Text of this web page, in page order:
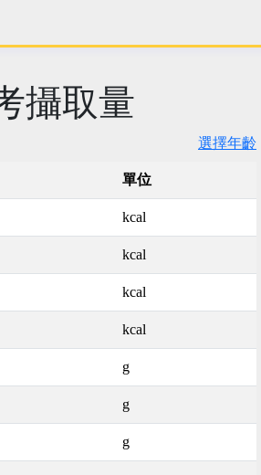
攝取量
選擇年齡
單位
kcal
kcal
kcal
kcal
g
g
g